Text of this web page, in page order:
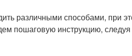
различными способами, при
пошаговую инструкцию,